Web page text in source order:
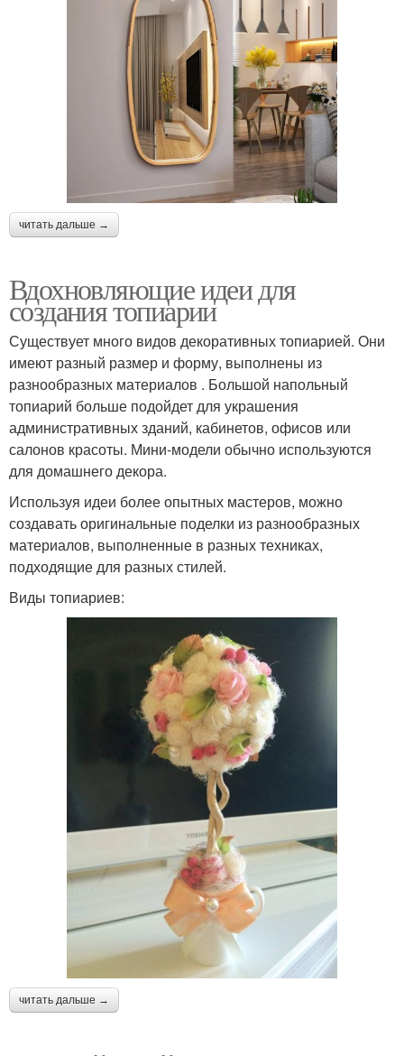
читать дальше →
Вдохновляющие идеи для
создания топиарии
Существует много видов декоративных топиарией. Они
имеют разный размер и форму, выполнены из
разнообразных материалов . Большой напольный
топиарий больше подойдет для украшения
административных зданий, кабинетов, офисов или
салонов красоты. Мини-модели обычно используются
для домашнего декора.
Используя идеи более опытных мастеров, можно
создавать оригинальные поделки из разнообразных
материалов, выполненные в разных техниках,
подходящие для разных стилей.
Виды топиариев:
читать дальше →